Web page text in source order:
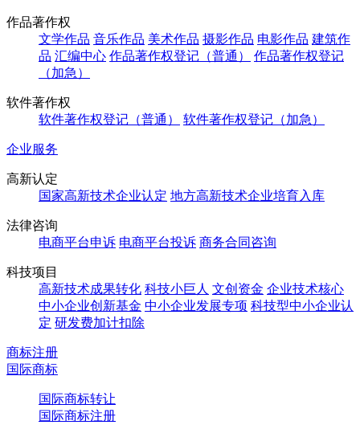
作品著作权
文学作品 音乐作品 美术作品 摄影作品 电影作品 建筑作
品 汇编中心 作品著作权登记（普通）
作品著作权登记
（加急）
软件著作权
软件著作权登记（普通）
软件著作权登记（加急）
企业服务
高新认定
国家高新技术企业认定 地方高新技术企业培育入库
法律咨询
电商平台申诉 电商平台投诉 商务合同咨询
科技项目
高新技术成果转化 科技小巨人 文创资金 企业技术核心
中小企业创新基金 中小企业发展专项 科技型中小企业认
定 研发费加计扣除
商标注册
国际商标
国际商标转让
国际商标注册